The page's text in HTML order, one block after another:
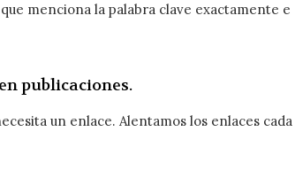
menciona la palabra clave exactamente e
publicaciones.
un enlace. Alentamos los enlaces cada